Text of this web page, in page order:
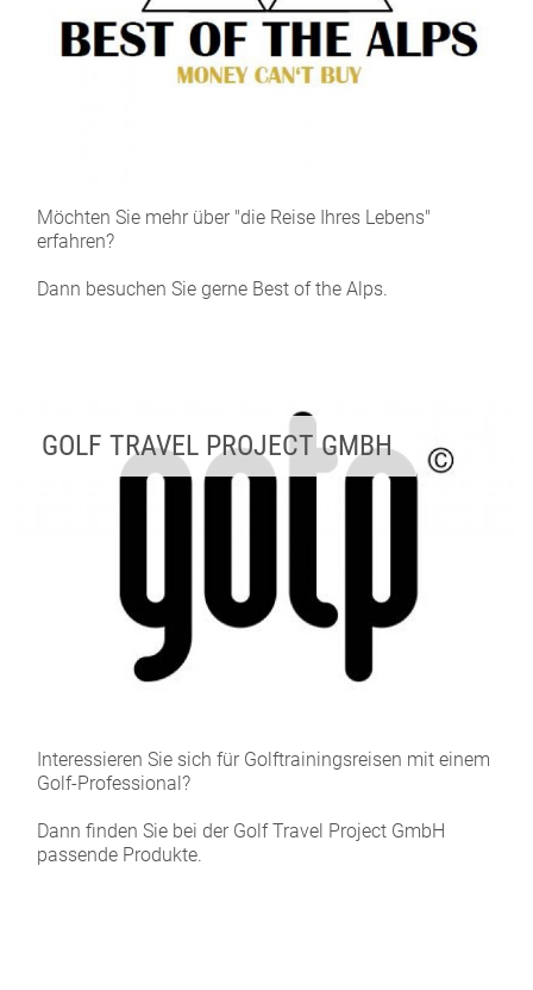
Möchten Sie mehr über "die Reise Ihres Lebens"
erfahren?
Dann besuchen Sie gerne Best of the Alps.
GOLF TRAVEL PROJECT GMBH
Interessieren Sie sich für Golftrainingsreisen mit einem
Golf-Professional?
Dann finden Sie bei der Golf Travel Project GmbH
passende Produkte.